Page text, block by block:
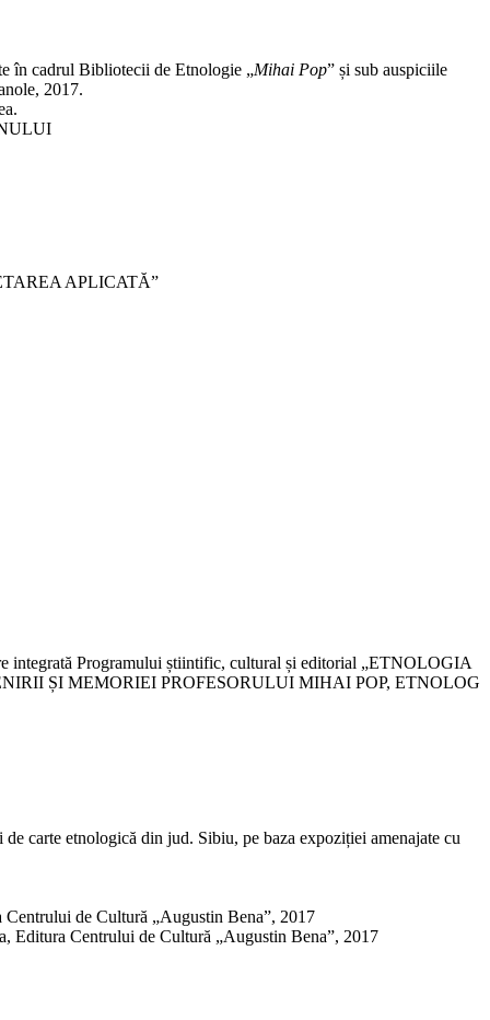
în cadrul Bibliotecii de Etnologie „Mihai Pop” și sub auspiciile
2017.
APLICATĂ”
Programului știintific, cultural și editorial „ETNOLOGIA
ȘI MEMORIEI PROFESORULUI MIHAI POP, ETNOLOG
carte etnologică din jud. Sibiu, pe baza expoziției amenajate cu
de Cultură „Augustin Bena”, 2017
Editura Centrului de Cultură „Augustin Bena”, 2017